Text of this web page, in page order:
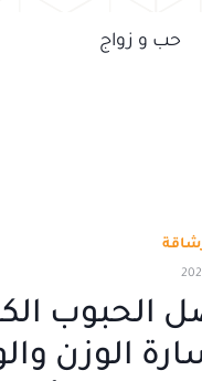
حب و زواج
الحبوب
الوزن